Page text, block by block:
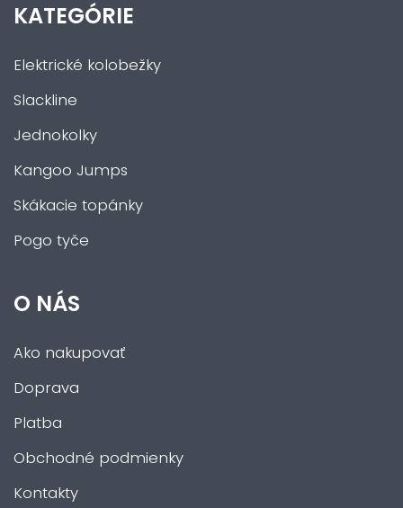
KATEGÓRIE
Elektrické kolobežky
Slackline
Jednokolky
Kangoo Jumps
Skákacie topánky
Pogo tyče
O NÁS
Ako nakupovať
Doprava
Platba
Obchodné podmienky
Kontakty